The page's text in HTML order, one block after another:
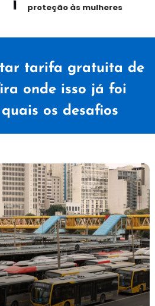
proteção às mulheres
tarifa gratuita de
onde isso já foi
os desafios